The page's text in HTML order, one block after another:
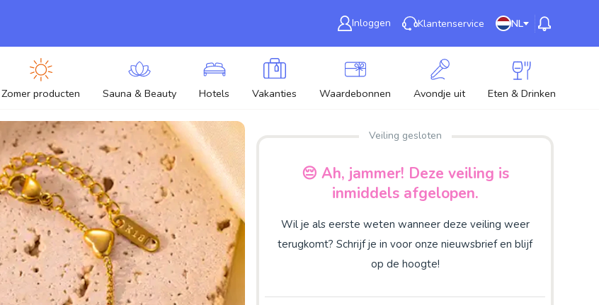
Inloggen Klantenservice NL
Zomer producten Sauna & Beauty Hotels Vakanties Waardebonnen Avondje uit Eten & Drinken
Veiling gesloten
😔 Ah, jammer! Deze veiling is
inmiddels afgelopen.
Wil je als eerste weten wanneer deze veiling weer
terugkomt? Schrijf je in voor onze nieuwsbrief en blijf
op de hoogte!